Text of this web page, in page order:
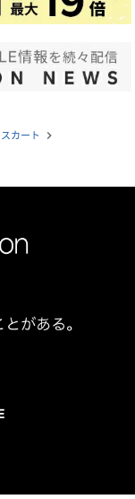
スカート navigate_next